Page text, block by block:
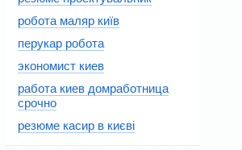
робота маляр київ
перукар робота
экономист киев
работа киев домработница
срочно
резюме касир в києві